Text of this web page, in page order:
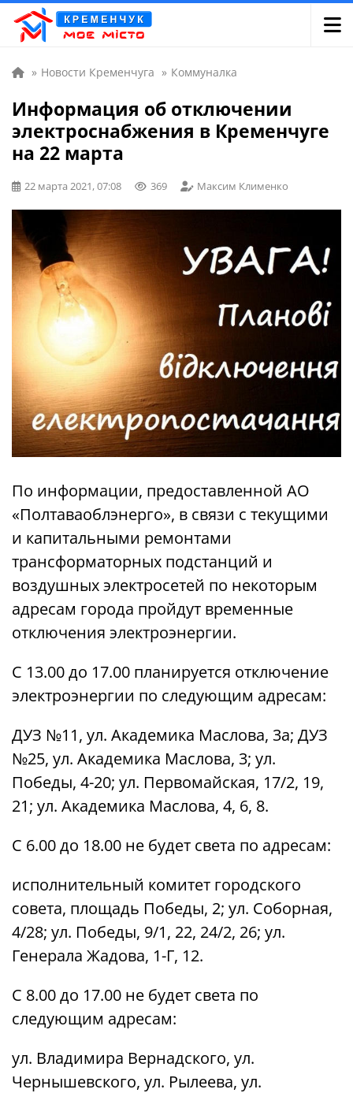
» Новости Кременчуга » Коммуналка
Информация об отключении
электроснабжения в Кременчуге
на 22 марта
22 марта 2021, 07:08 369 Максим Клименко
По информации, предоставленной АО
«Полтаваоблэнерго», в связи с текущими
и капитальными ремонтами
трансформаторных подстанций и
воздушных электросетей по некоторым
адресам города пройдут временные
отключения электроэнергии.
С 13.00 до 17.00 планируется отключение
электроэнергии по следующим адресам:
ДУЗ №11, ул. Академика Маслова, 3а; ДУЗ
№25, ул. Академика Маслова, 3; ул.
Победы, 4-20; ул. Первомайская, 17/2, 19,
21; ул. Академика Маслова, 4, 6, 8.
С 6.00 до 18.00 не будет света по адресам:
исполнительный комитет городского
совета, площадь Победы, 2; ул. Соборная,
4/28; ул. Победы, 9/1, 22, 24/2, 26; ул.
Генерала Жадова, 1-Г, 12.
С 8.00 до 17.00 не будет света по
следующим адресам:
ул. Владимира Вернадского, ул.
Чернышевского, ул. Рылеева, ул.